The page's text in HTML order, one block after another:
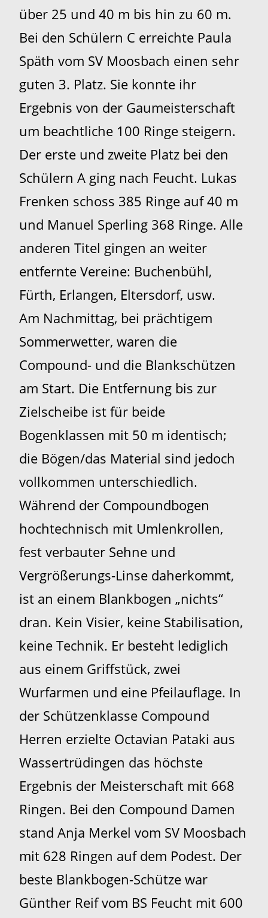
über 25 und 40 m bis hin zu 60 m.
Bei den Schülern C erreichte Paula
Späth vom SV Moosbach einen sehr
guten 3. Platz. Sie konnte ihr
Ergebnis von der Gaumeisterschaft
um beachtliche 100 Ringe steigern.
Der erste und zweite Platz bei den
Schülern A ging nach Feucht. Lukas
Frenken schoss 385 Ringe auf 40 m
und Manuel Sperling 368 Ringe. Alle
anderen Titel gingen an weiter
entfernte Vereine: Buchenbühl,
Fürth, Erlangen, Eltersdorf, usw.
Am Nachmittag, bei prächtigem
Sommerwetter, waren die
Compound- und die Blankschützen
am Start. Die Entfernung bis zur
Zielscheibe ist für beide
Bogenklassen mit 50 m identisch;
die Bögen/das Material sind jedoch
vollkommen unterschiedlich.
Während der Compoundbogen
hochtechnisch mit Umlenkrollen,
fest verbauter Sehne und
Vergrößerungs-Linse daherkommt,
ist an einem Blankbogen „nichts“
dran. Kein Visier, keine Stabilisation,
keine Technik. Er besteht lediglich
aus einem Griffstück, zwei
Wurfarmen und eine Pfeilauflage. In
der Schützenklasse Compound
Herren erzielte Octavian Pataki aus
Wassertrüdingen das höchste
Ergebnis der Meisterschaft mit 668
Ringen. Bei den Compound Damen
stand Anja Merkel vom SV Moosbach
mit 628 Ringen auf dem Podest. Der
beste Blankbogen-Schütze war
Günther Reif vom BS Feucht mit 600